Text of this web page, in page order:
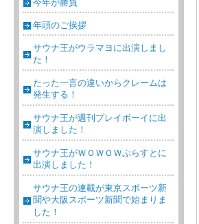
今年が勝負
年頭のご挨拶
サウナ王がウラマヨに出演しまし
た！
たった一言の違いからクレームは
発生する！
サウナ王が週刊プレイボーイに出
演しました！
サウナ王がＷＯＷＯＷぷらすとに
出演しました！
サウナ王の連載が東京スポーツ新
聞や大阪スポーツ新聞で始まりま
した！